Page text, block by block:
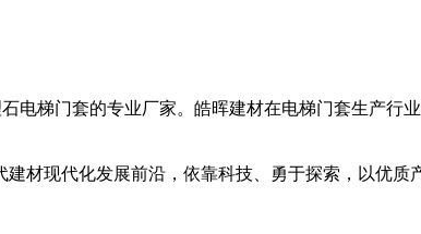
梯门套的专业厂家。皓晖建材在电梯门套生产行
材现代化发展前沿，依靠科技、勇于探索，以优质